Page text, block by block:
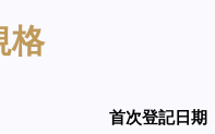
格
首次登記日期